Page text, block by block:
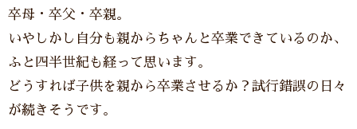
卒母・卒父・卒親。
いやしかし自分も親からちゃんと卒業できているのか、
ふと四半世紀も経って思います。
どうすれば子供を親から卒業させるか？試行錯誤の日々
が続きそうです。